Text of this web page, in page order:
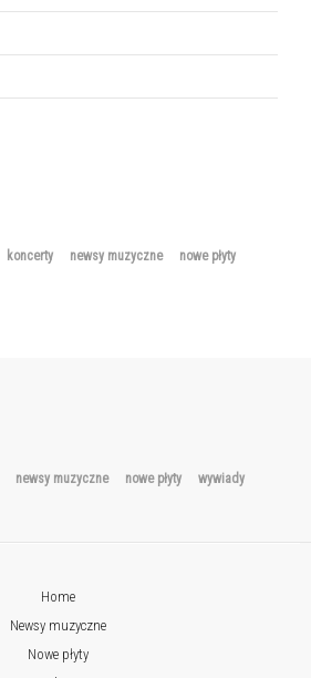
koncerty newsy muzyczne
nowe płyty
newsy muzyczne nowe płyty wywiady
Home
Newsy muzyczne
Nowe płyty